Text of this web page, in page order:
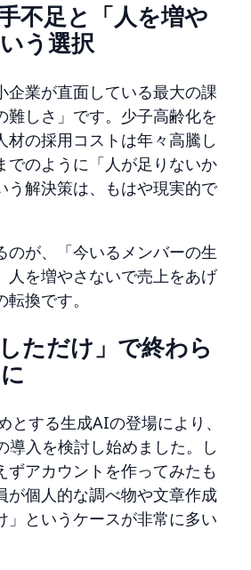
不足と「人を増や
う選択
企業が直面している最大の課
難しさ」です。少子高齢化を
材の採用コストは年々高騰し
でのように「人が足りないか
う解決策は、もはや現実的で
のが、「今いるメンバーの生
人を増やさないで売上をあげ
換です。
ただけ」で終わら
とする生成AIの登場により、
導入を検討し始めました。し
ずアカウントを作ってみたも
が個人的な調べ物や文章作成
」というケースが非常に多い